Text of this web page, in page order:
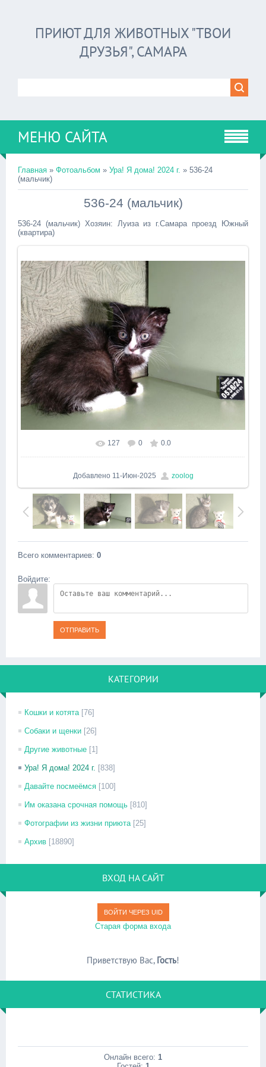
ПРИЮТ ДЛЯ ЖИВОТНЫХ "ТВОИ
ДРУЗЬЯ", САМАРА
МЕНЮ САЙТА
Главная » Фотоальбом » Ура! Я дома! 2024 г. » 536-24
(мальчик)
536-24 (мальчик)
536-24 (мальчик) Хозяин: Луиза из г.Самара проезд Южный
(квартира)
127 0 0.0
Добавлено 11-Июн-2025 zoolog
Всего комментариев: 0
Войдите:
ОТПРАВИТЬ
КАТЕГОРИИ
Кошки и котята [76]
Собаки и щенки [26]
Другие животные [1]
Ура! Я дома! 2024 г. [838]
Давайте посмеёмся [100]
Им оказана срочная помощь [810]
Фотографии из жизни приюта [25]
Архив [18890]
ВХОД НА САЙТ
ВОЙТИ ЧЕРЕЗ UID
Старая форма входа
Приветствую Вас, Гость!
СТАТИСТИКА
Онлайн всего: 1